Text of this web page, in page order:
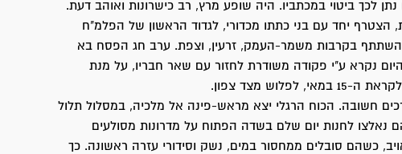
לכך ביטוי במכתביו. היה שופע מרץ, רב כישרונות ואוהב דעת.
יחד עם בני כתתו מכדורי, לגדוד הראשון של הפלמ"ח
בקרבות משמר-העמק, זרעין, וצפת. ערב חג הפסח בא
נקרא ע"י פקודה משודרת לחזור עם שאר חבריו, על מנת
מצד צפון.
חשובה. הכוח הרגלי יצא מראש-פינה אל מלכיה, במסלול תלול
במיוחד בליל ה-14.5.48. הם נאלצו לחנות יום שלם בשדה הפתוח על מדרונות מסולעים
כשהם סובלים ממחסור במים, נשק וסידורי עזרה ראשונה. כך